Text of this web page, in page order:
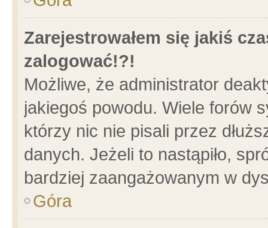
Zarejestrowałem się jakiś
zalogować!?!
Możliwe, że administrator
jakiegoś powodu. Wiele forów
którzy nic nie pisali przez
danych. Jeżeli to nastąpiło,
bardziej zaangażowanym w
Góra